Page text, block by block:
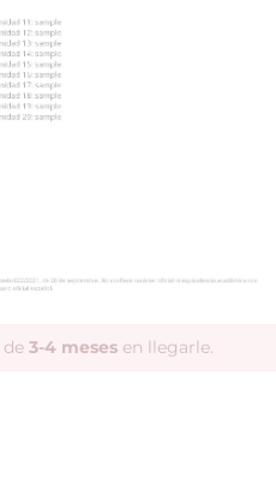
3-4 mesesen llegarle.